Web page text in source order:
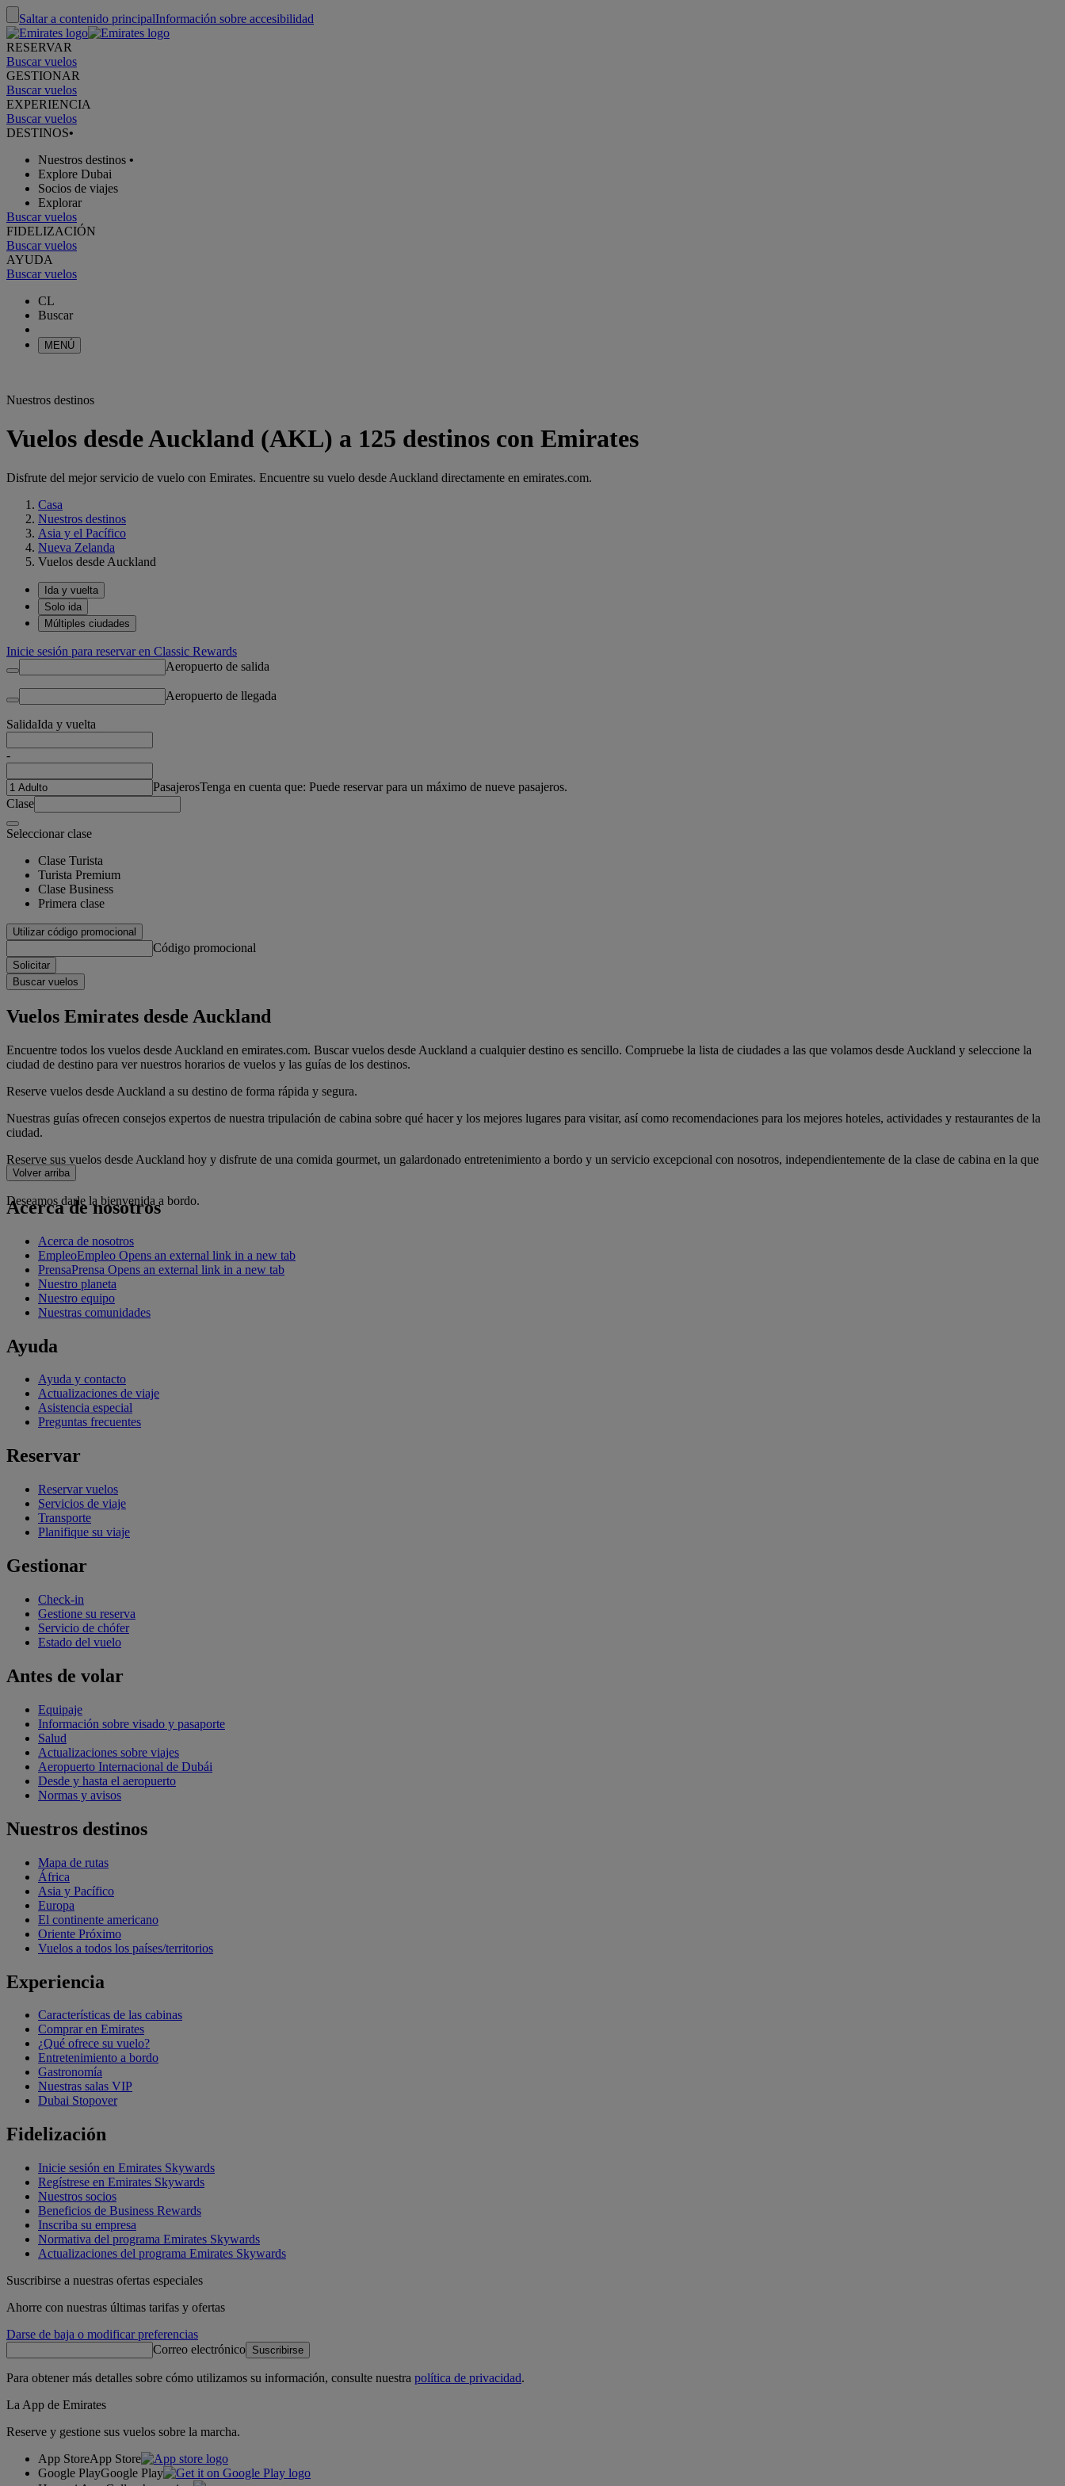
Saltar a contenido principalInformación sobre accesibilidad
RESERVAR
Buscar vuelos
GESTIONAR
Buscar vuelos
EXPERIENCIA
Buscar vuelos
DESTINOS•
Nuestros destinos •
Explore Dubai
Socios de viajes
Explorar
Buscar vuelos
FIDELIZACIÓN
Buscar vuelos
AYUDA
Buscar vuelos
CL
Buscar
MENÚ
Nuestros destinos
Vuelos desde Auckland (AKL) a 125 destinos con Emirates
Disfrute del mejor servicio de vuelo con Emirates. Encuentre su vuelo desde Auckland directamente en emirates.com.
Casa
Nuestros destinos
Asia y el Pacífico
Nueva Zelanda
Vuelos desde Auckland
Ida y vuelta
Solo ida
Múltiples ciudades
Inicie sesión para reservar en Classic Rewards
Aeropuerto de salida
Aeropuerto de llegada
SalidaIda y vuelta
-
PasajerosTenga en cuenta que: Puede reservar para un máximo de nueve pasajeros.
Clase
Seleccionar clase
Clase Turista
Turista Premium
Clase Business
Primera clase
Utilizar código promocional
Código promocional
Solicitar
Buscar vuelos
Vuelos Emirates desde Auckland
Encuentre todos los vuelos desde Auckland en emirates.com. Buscar vuelos desde Auckland a cualquier destino es sencillo. Compruebe la lista de ciudades a las que volamos desde Auckland y seleccione la
ciudad de destino para ver nuestros horarios de vuelos y las guías de los destinos.
Reserve vuelos desde Auckland a su destino de forma rápida y segura.
Nuestras guías ofrecen consejos expertos de nuestra tripulación de cabina sobre qué hacer y los mejores lugares para visitar, así como recomendaciones para los mejores hoteles, actividades y restaurantes de la
ciudad.
Reserve sus vuelos desde Auckland hoy y disfrute de una comida gourmet, un galardonado entretenimiento a bordo y un servicio excepcional con nosotros, independientemente de la clase de cabina en la que
viaje.
Deseamos darle la bienvenida a bordo.
Volver arriba
Acerca de nosotros
Acerca de nosotros
EmpleoEmpleo Opens an external link in a new tab
PrensaPrensa Opens an external link in a new tab
Nuestro planeta
Nuestro equipo
Nuestras comunidades
Ayuda
Ayuda y contacto
Actualizaciones de viaje
Asistencia especial
Preguntas frecuentes
Reservar
Reservar vuelos
Servicios de viaje
Transporte
Planifique su viaje
Gestionar
Check-in
Gestione su reserva
Servicio de chófer
Estado del vuelo
Antes de volar
Equipaje
Información sobre visado y pasaporte
Salud
Actualizaciones sobre viajes
Aeropuerto Internacional de Dubái
Desde y hasta el aeropuerto
Normas y avisos
Nuestros destinos
Mapa de rutas
África
Asia y Pacífico
Europa
El continente americano
Oriente Próximo
Vuelos a todos los países/territorios
Experiencia
Características de las cabinas
Comprar en Emirates
¿Qué ofrece su vuelo?
Entretenimiento a bordo
Gastronomía
Nuestras salas VIP
Dubai Stopover
Fidelización
Inicie sesión en Emirates Skywards
Regístrese en Emirates Skywards
Nuestros socios
Beneficios de Business Rewards
Inscriba su empresa
Normativa del programa Emirates Skywards
Actualizaciones del programa Emirates Skywards
Suscribirse a nuestras ofertas especiales
Ahorre con nuestras últimas tarifas y ofertas
Darse de baja o modificar preferencias
Correo electrónico Suscribirse
Para obtener más detalles sobre cómo utilizamos su información, consulte nuestra política de privacidad.
La App de Emirates
Reserve y gestione sus vuelos sobre la marcha.
App StoreApp Store
Google PlayGoogle Play